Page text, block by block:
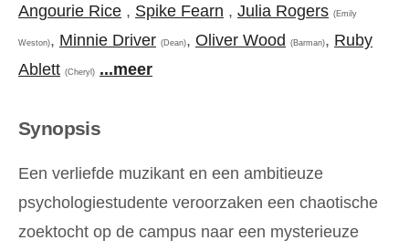
Angourie Rice , Spike Fearn , Julia Rogers (Emily
Weston), Minnie Driver (Dean), Oliver Wood (Barman), Ruby
Ablett (Cheryl) ...meer
Synopsis
Een verliefde muzikant en een ambitieuze
psychologiestudente veroorzaken een chaotische
zoektocht op de campus naar een mysterieuze